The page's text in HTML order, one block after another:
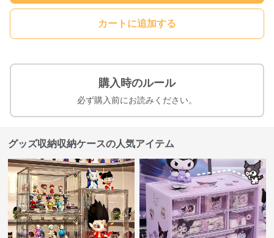
カートに追加する
購入時のルール
必ず購入前にお読みください。
グッズ収納収納ケースの人気アイテム